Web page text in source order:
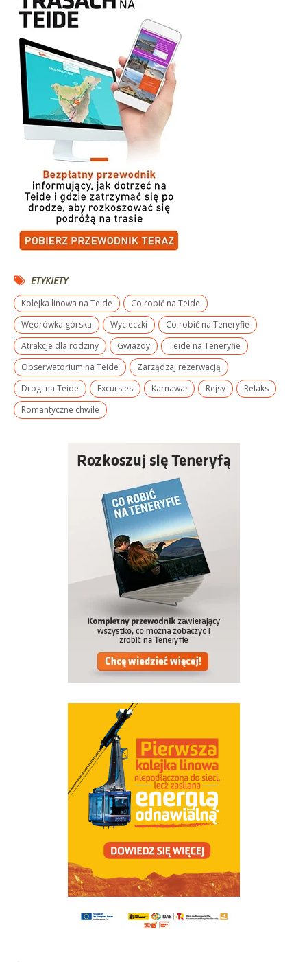
ETYKIETY
Kolejka linowa na Teide
Co robić na Teide
Wędrówka górska
Wycieczki
Co robić na Teneryfie
Atrakcje dla rodziny
Gwiazdy
Teide na Teneryfie
Obserwatorium na Teide
Zarządzaj rezerwacją
Drogi na Teide
Excursies Karnawał Rejsy
Relaks
Romantyczne chwile